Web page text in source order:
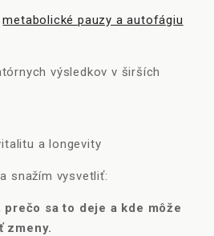
metabolické pauzy a autofágiu
výsledkov v širších
a longevity
snažím vysvetliť:
sa to deje a kde môže
zmeny.